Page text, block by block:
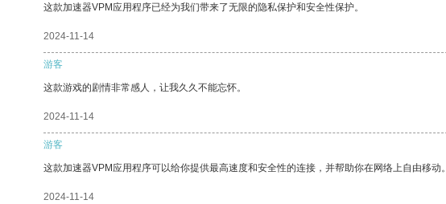
这款加速器VPM应用程序已经为我们带来了无限的隐私保护和安全性保护。
2024-11-14
游客
这款游戏的剧情非常感人，让我久久不能忘怀。
2024-11-14
游客
这款加速器VPM应用程序可以给你提供最高速度和安全性的连接，并帮助你在网络上自由移动。
2024-11-14